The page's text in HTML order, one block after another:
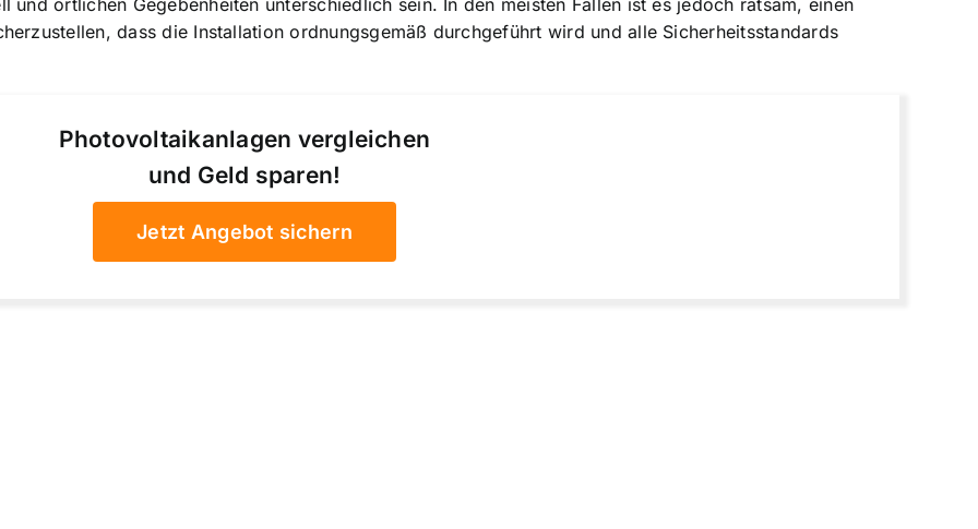
und örtlichen Gegebenheiten unterschiedlich sein. In den meisten Fällen ist es jedoch ratsam, einen
dass die Installation ordnungsgemäß durchgeführt wird und alle Sicherheitsstandards
Photovoltaikanlagen vergleichen
und Geld sparen!
Jetzt Angebot sichern